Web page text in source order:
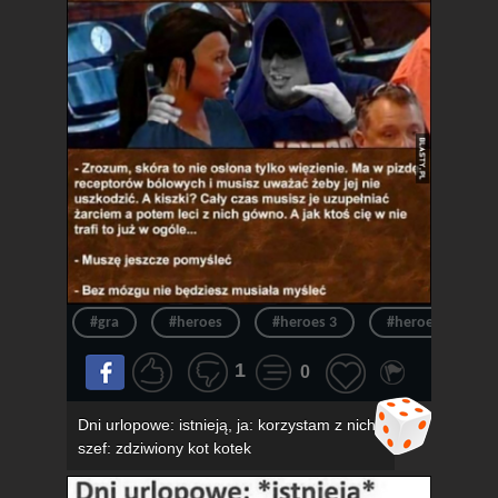
#gra #heroes #heroes 3 #heroes of
1 0
Dni urlopowe: istnieją, ja: korzystam z nich,
szef: zdziwiony kot kotek